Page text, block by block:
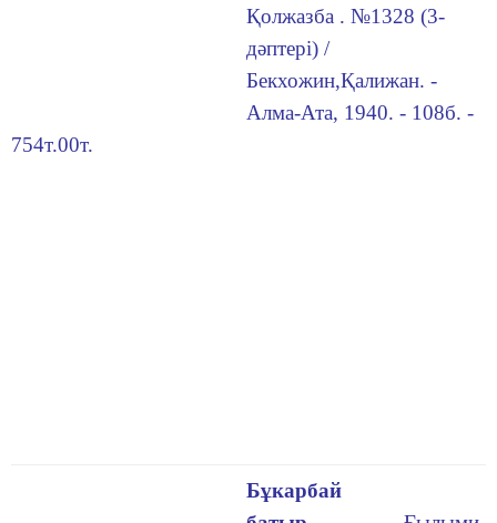
Қолжазба . №1328 (3-
дәптері) /
Бекхожин,Қалижан. -
Алма-Ата, 1940. - 108б. -
754т.00т.
Бұкарбай